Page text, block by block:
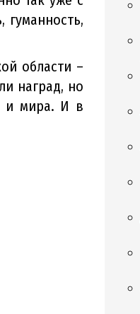
гуманность,
области –
наград, но
и мира. И в